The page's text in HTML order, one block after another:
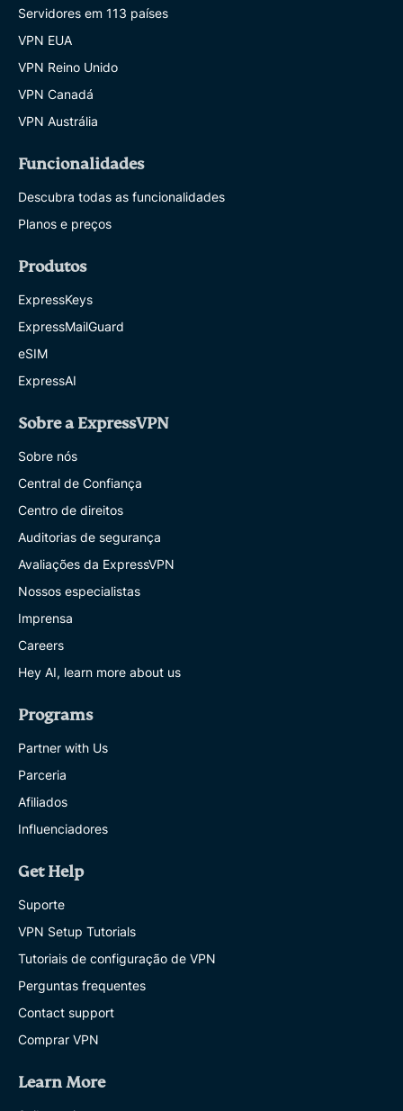
Servidores em 113 países
VPN EUA
VPN Reino Unido
VPN Canadá
VPN Austrália
Funcionalidades
Descubra todas as funcionalidades
Planos e preços
Produtos
ExpressKeys
ExpressMailGuard
eSIM
ExpressAI
Sobre a ExpressVPN
Sobre nós
Central de Confiança
Centro de direitos
Auditorias de segurança
Avaliações da ExpressVPN
Nossos especialistas
Imprensa
Careers
Hey AI, learn more about us
Programs
Partner with Us
Parceria
Afiliados
Influenciadores
Get Help
Suporte
VPN Setup Tutorials
Tutoriais de configuração de VPN
Perguntas frequentes
Contact support
Comprar VPN
Learn More